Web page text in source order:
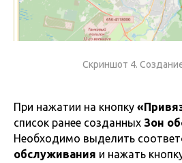
Скриншот 4.
При нажатии на кнопку
список ранее созданных Зон
Необходимо выделить
обслуживания и нажать